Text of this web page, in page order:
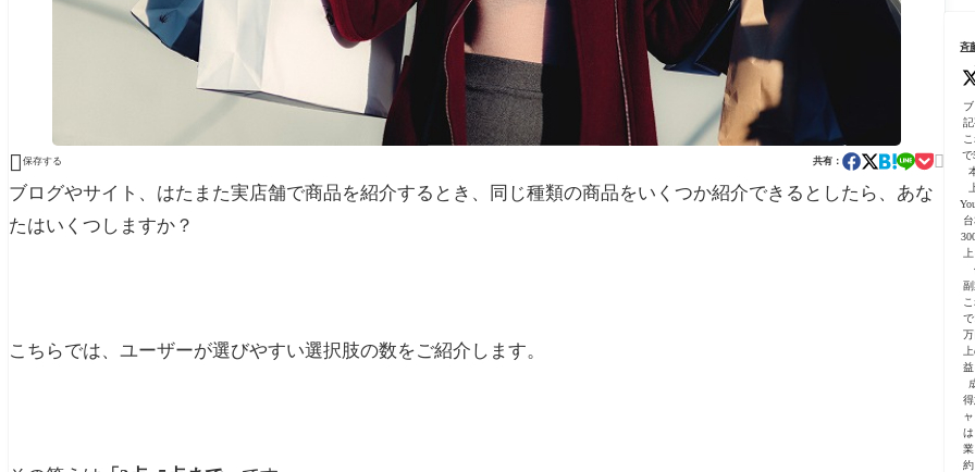
 保存する 共有：

ブログやサイト、はたまた実店舗で商品を紹介するとき、同じ種類の商品をいくつか紹介できるとしたら、あな
たはいくつしますか？
こちらでは、ユーザーが選びやすい選択肢の数をご紹介します。
心
者
向
け
に
解
説
気
進
む
よ
う
に
な
っ
た
話
の
方
心
者
向
公
式
ガ
イ
ド
解
説
付
プ
レ
ー
ト
ガ
ド
｜
プ
ラ
グ
イ
ン
活
用
の
注
意
点
斉
で